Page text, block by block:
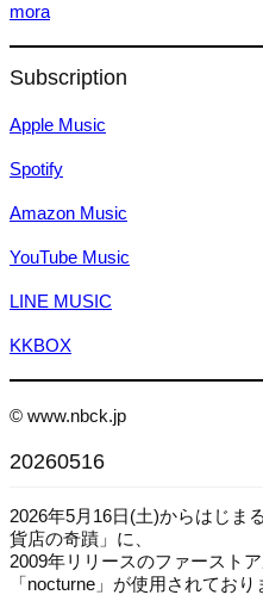
mora
Subscription
Apple Music
Spotify
Amazon Music
YouTube Music
LINE MUSIC
KKBOX
© www.nbck.jp
20260516
2026年5月16日(土)からはじま
貨店の奇蹟」に、
2009年リリースのファースト
「nocturne」が使用されており